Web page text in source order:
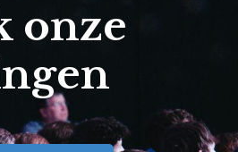
onze